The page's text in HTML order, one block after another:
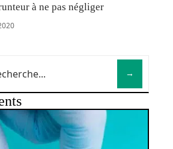
à ne pas négliger